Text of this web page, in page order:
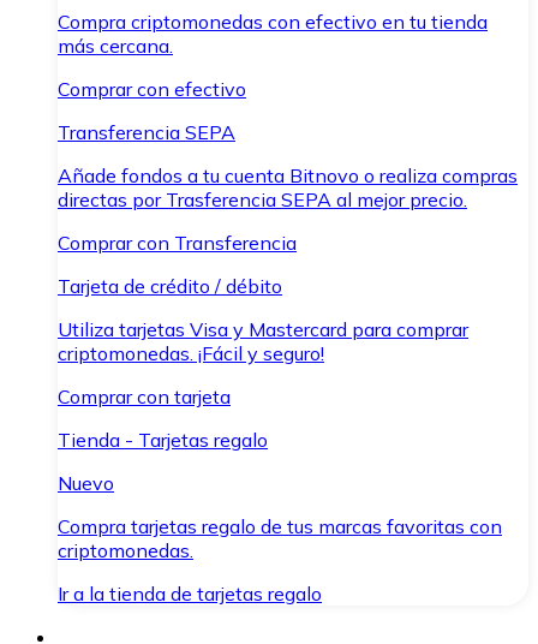
Compra criptomonedas con efectivo en tu tienda
más cercana.
Comprar con efectivo
Transferencia SEPA
Añade fondos a tu cuenta Bitnovo o realiza compras
directas por Trasferencia SEPA al mejor precio.
Comprar con Transferencia
Tarjeta de crédito / débito
Utiliza tarjetas Visa y Mastercard para comprar
criptomonedas. ¡Fácil y seguro!
Comprar con tarjeta
Tienda - Tarjetas regalo
Nuevo
Compra tarjetas regalo de tus marcas favoritas con
criptomonedas.
Ir a la tienda de tarjetas regalo